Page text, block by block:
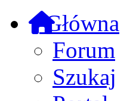
Główna
Forum
Szukaj